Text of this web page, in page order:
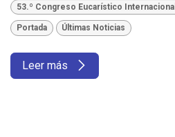
53.º Congreso Eucarístico Internacional
Portada Últimas Noticias
Leer más